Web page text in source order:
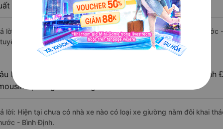
sắc, cao cấp nhất?
lời: Tạm thời chưa đủ review để đánh giá có nhà xe đi Tuy Phước
đường này có chất lượng xuất sắc.
hỏi: Có loại xe Bắc Bình - Bình Thuận Tuy Phước - Bình
phòng đôi không?
lời: Hiện tại chưa có nhà xe nào có loại xe giường nằm đôi khai
- Bình Định.